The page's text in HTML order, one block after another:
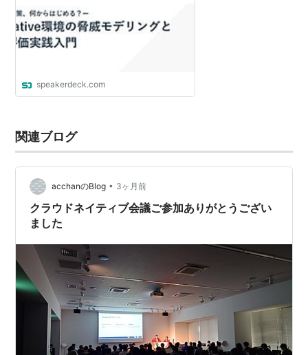
speakerdeck.com
関連ブログ
acchanのBlog • 3ヶ月前
クラウドネイティブ会議ご参加ありがとうござい
ました